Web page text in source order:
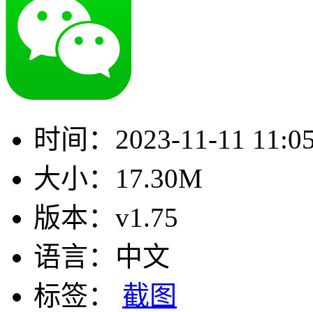
时间： 2023-11-11
大小： 17.30M
版本： v1.75
语言： 中文
标签：
截图